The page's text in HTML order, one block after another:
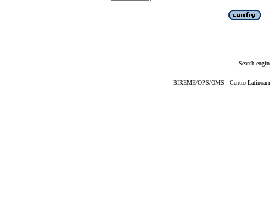
Search
BIREME/OPS/OMS - Centro